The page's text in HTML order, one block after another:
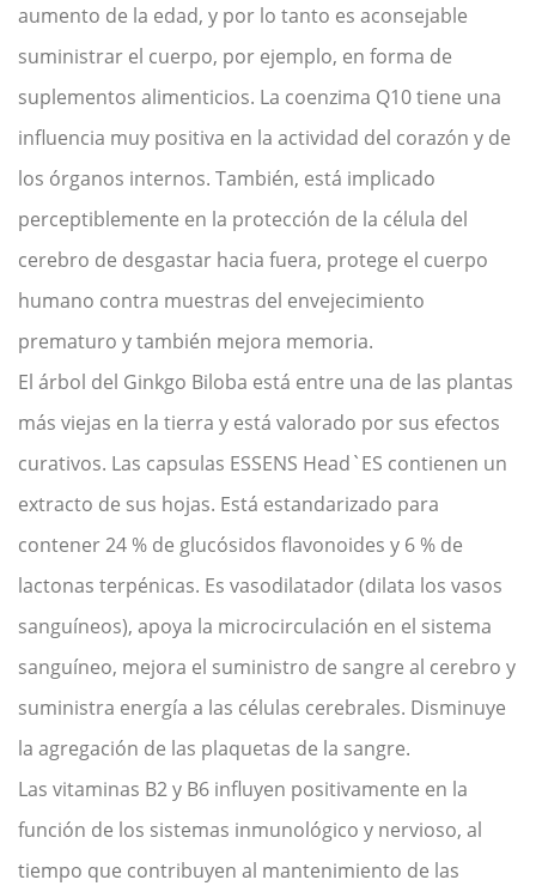
aumento de la edad, y por lo tanto es aconsejable
suministrar el cuerpo, por ejemplo, en forma de
suplementos alimenticios. La coenzima Q10 tiene una
influencia muy positiva en la actividad del corazón y de
los órganos internos. También, está implicado
perceptiblemente en la protección de la célula del
cerebro de desgastar hacia fuera, protege el cuerpo
humano contra muestras del envejecimiento
prematuro y también mejora memoria.
El árbol del Ginkgo Biloba está entre una de las plantas
más viejas en la tierra y está valorado por sus efectos
curativos. Las capsulas ESSENS Head`ES contienen un
extracto de sus hojas. Está estandarizado para
contener 24 % de glucósidos flavonoides y 6 % de
lactonas terpénicas. Es vasodilatador (dilata los vasos
sanguíneos), apoya la microcirculación en el sistema
sanguíneo, mejora el suministro de sangre al cerebro y
suministra energía a las células cerebrales. Disminuye
la agregación de las plaquetas de la sangre.
Las vitaminas B2 y B6 influyen positivamente en la
función de los sistemas inmunológico y nervioso, al
tiempo que contribuyen al mantenimiento de las